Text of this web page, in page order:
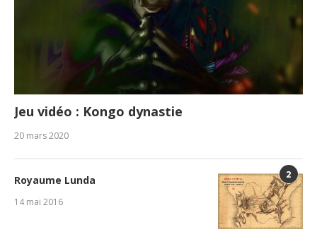
Jeu vidéo : Kongo dynastie
20 mars 2020
2
Royaume Lunda
14 mai 2016